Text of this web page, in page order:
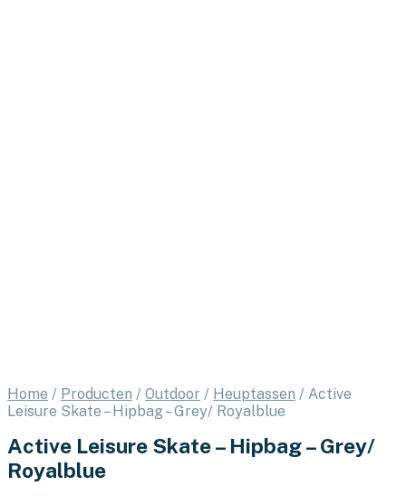
Home / Producten / Outdoor / Heuptassen / Active
Leisure Skate – Hipbag – Grey/ Royalblue
Active Leisure Skate – Hipbag – Grey/
Royalblue